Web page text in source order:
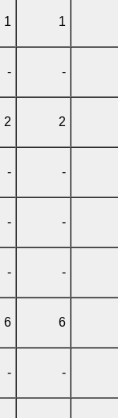
1
1
-
-
2
2
-
-
-
-
-
-
6
6
-
-